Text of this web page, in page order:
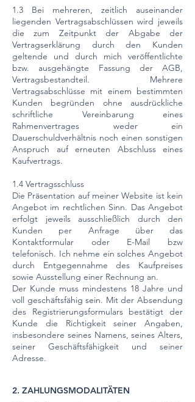
1.3 Bei mehreren, zeitlich auseinander
liegenden Vertragsabschlüssen wird jeweils
die zum Zeitpunkt der Abgabe der
Vertragserklärung durch den Kunden
geltende und durch mich veröffentlichte
bzw. ausgehängte Fassung der AGB,
Vertragsbestandteil. Mehrere
Vertragsabschlüsse mit einem bestimmten
Kunden begründen ohne ausdrückliche
schriftliche Vereinbarung eines
Rahmenvertrages weder ein
Dauerschuldverhältnis noch einen sonstigen
Anspruch auf erneuten Abschluss eines
Kaufvertrags.
1.4 Vertragsschluss
Die Präsentation auf meiner Website ist kein
Angebot im rechtlichen Sinn. Das Angebot
erfolgt jeweils ausschließlich durch den
Kunden per Anfrage über das
Kontaktformular oder E-Mail bzw
telefonisch. Ich nehme ein solches Angebot
durch Entgegennahme des Kaufpreises
sowie Ausstellung einer Rechnung an.
Der Kunde muss mindestens 18 Jahre und
voll geschäftsfähig sein. Mit der Absendung
des Registrierungsformulars bestätigt der
Kunde die Richtigkeit seiner Angaben,
insbesondere seines Namens, seines Alters,
seiner Geschäftsfähigkeit und seiner
Adresse.
2. ZAHLUNGSMODALITÄTEN